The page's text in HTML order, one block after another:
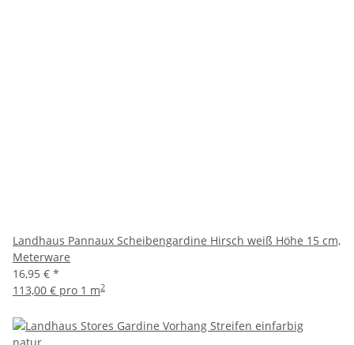
Landhaus Pannaux Scheibengardine Hirsch weiß Höhe 15 cm,
Meterware
16,95 € *
113,00 € pro 1 m2